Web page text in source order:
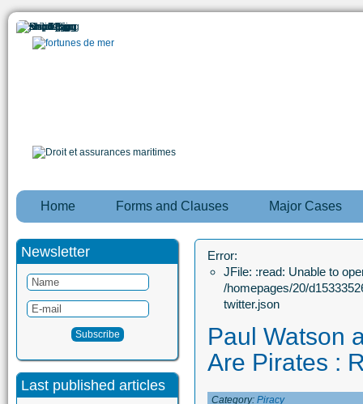
Home Forms and Clauses Major Cases
Newsletter
Last published articles
Error:
JFile: :read: Unable to
/homepages/20/
twitter.json
Paul Watson
Are Pirates :
Category: Piracy